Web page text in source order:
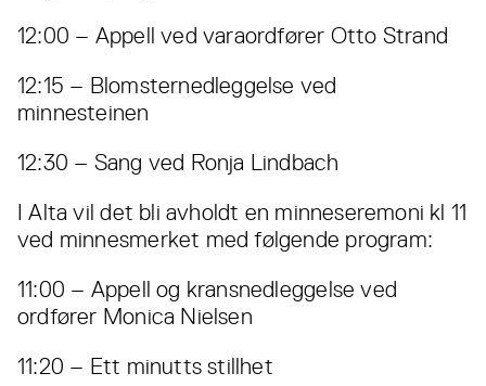
12:00 – Appell ved varaordfører Otto Strand
12:15 – Blomsternedleggelse ved
minnesteinen
12:30 – Sang ved Ronja Lindbach
I Alta vil det bli avholdt en minneseremoni kl 11
ved minnesmerket med følgende program:
11:00 – Appell og kransnedleggelse ved
ordfører Monica Nielsen
11:20 – Ett minutts stillhet